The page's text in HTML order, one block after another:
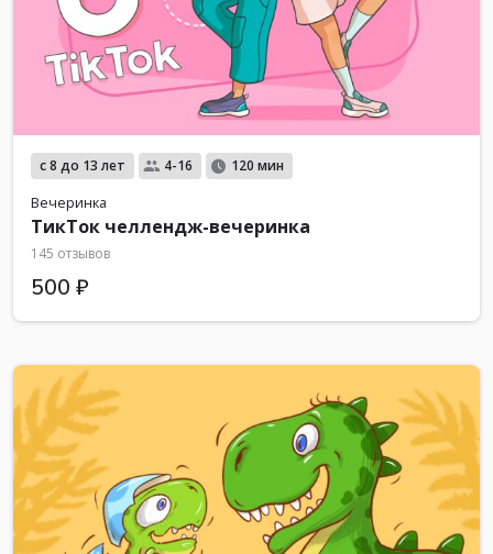
с 8 до 13 лет 4-16 120 мин
Вечеринка
ТикТок челлендж-вечеринка
145 отзывов
500 ₽